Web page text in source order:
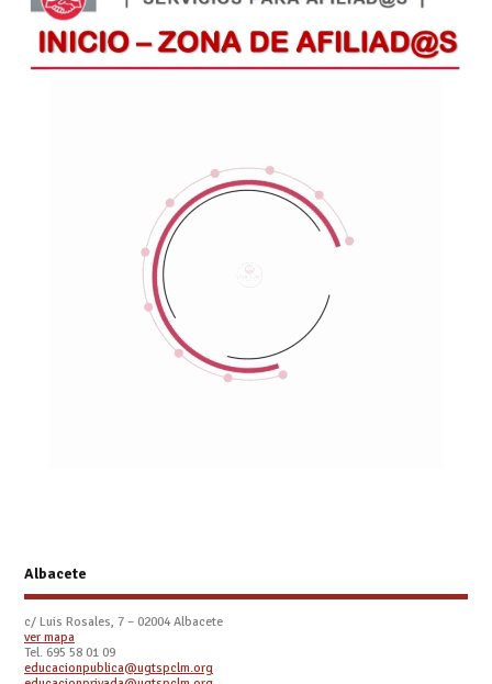
Albacete
c/ Luis Rosales, 7 – 02004 Albacete
ver mapa
Tel. 695 58 01 09
educacionpublica@ugtspclm.org